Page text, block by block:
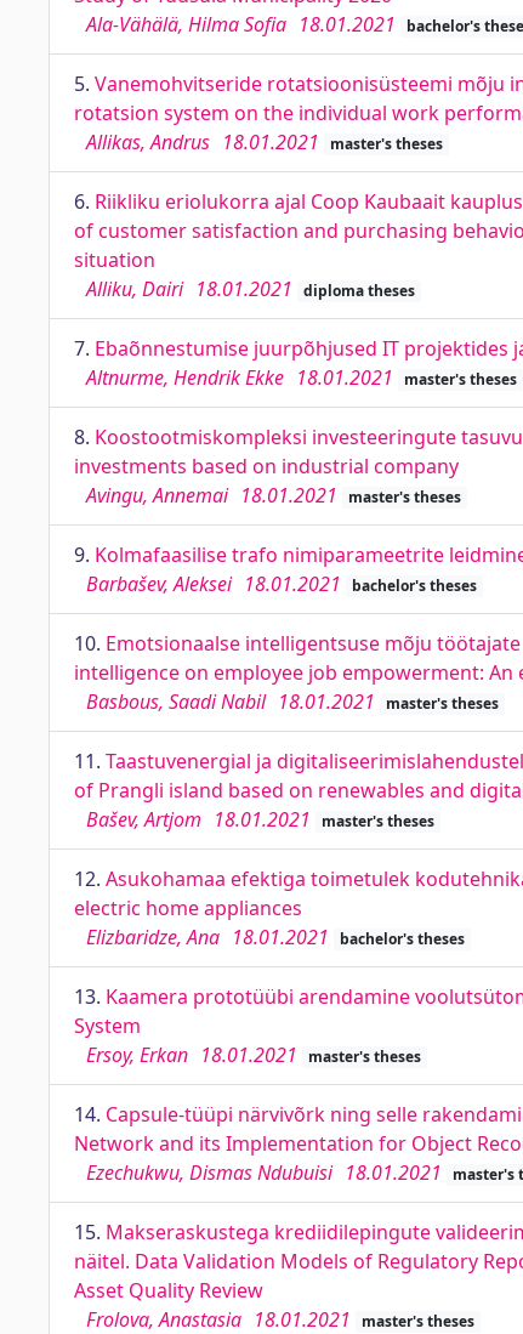
Ala-Vähälä, Hilma Sofia 18.01.2021 bachelor's
5. Vanemohvitseride rotatsioonisüsteemi mõju
rotatsion system on the individual work
Allikas, Andrus 18.01.2021 master's theses
6. Riikliku eriolukorra ajal Coop Kaubaait
of customer satisfaction and purchasing
situation
Alliku, Dairi 18.01.2021 diploma theses
7. Ebaõnnestumise juurpõhjused IT projektides
Altnurme, Hendrik Ekke 18.01.2021 master's theses
8. Koostootmiskompleksi investeeringute
investments based on industrial company
Avingu, Annemai 18.01.2021 master's theses
9. Kolmafaasilise trafo nimiparameetrite
Barbašev, Aleksei 18.01.2021 bachelor's theses
10. Emotsionaalse intelligentsuse mõju
intelligence on employee job empowerment:
Basbous, Saadi Nabil 18.01.2021 master's theses
11. Taastuvenergial ja
of Prangli island based on renewables and
Bašev, Artjom 18.01.2021 master's theses
12. Asukohamaa efektiga toimetulek
electric home appliances
Elizbaridze, Ana 18.01.2021 bachelor's theses
13. Kaamera prototüübi arendamine
System
Ersoy, Erkan 18.01.2021 master's theses
14. Capsule-tüüpi närvivõrk ning selle
Network and its Implementation for Object
Ezechukwu, Dismas Ndubuisi 18.01.2021 master's
15. Makseraskustega krediidilepingute
näitel. Data Validation Models of Regulatory
Asset Quality Review
Frolova, Anastasia 18.01.2021 master's theses